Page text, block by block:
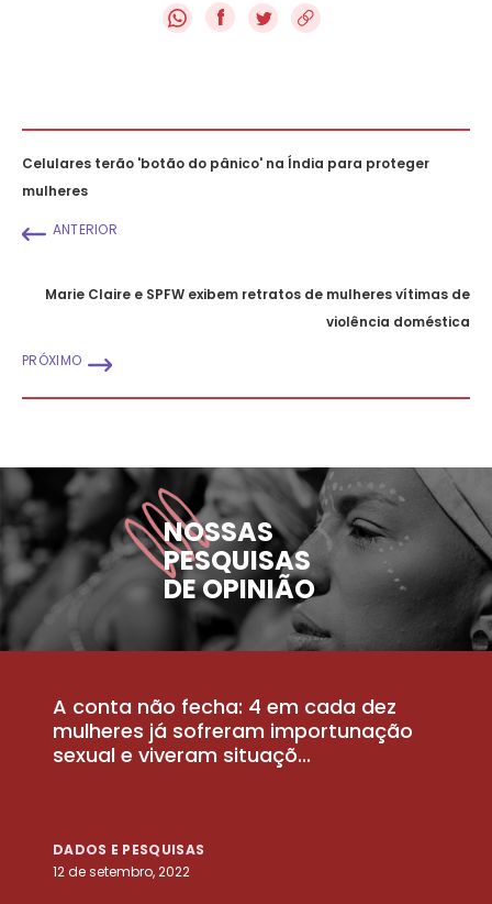
f
Celulares terão 'botão do pânico' na Índia para proteger
mulheres
ANTERIOR
Marie Claire e SPFW exibem retratos de mulheres vítimas de
violência doméstica
PRÓXIMO
NOSSAS
PESQUISAS
DE OPINIÃO
A conta não fecha: 4 em cada dez
mulheres já sofreram importunação
sexual e viveram situaçõ...
DADOS E PESQUISAS
12 de setembro, 2022